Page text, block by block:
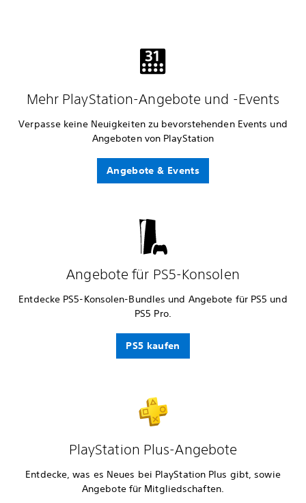
Mehr PlayStation-Angebote und -Events
Verpasse keine Neuigkeiten zu bevorstehenden Events und
Angeboten von PlayStation
Angebote & Events
Angebote für PS5-Konsolen
Entdecke PS5-Konsolen-Bundles und Angebote für PS5 und
PS5 Pro.
PS5 kaufen
PlayStation Plus-Angebote
Entdecke, was es Neues bei PlayStation Plus gibt, sowie
Angebote für Mitgliedschaften.